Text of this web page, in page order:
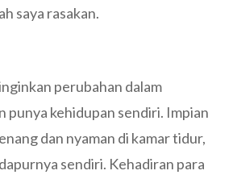
saya rasakan.
perubahan dalam
punya kehidupan sendiri. Impian
dan nyaman di kamar tidur,
sendiri. Kehadiran para